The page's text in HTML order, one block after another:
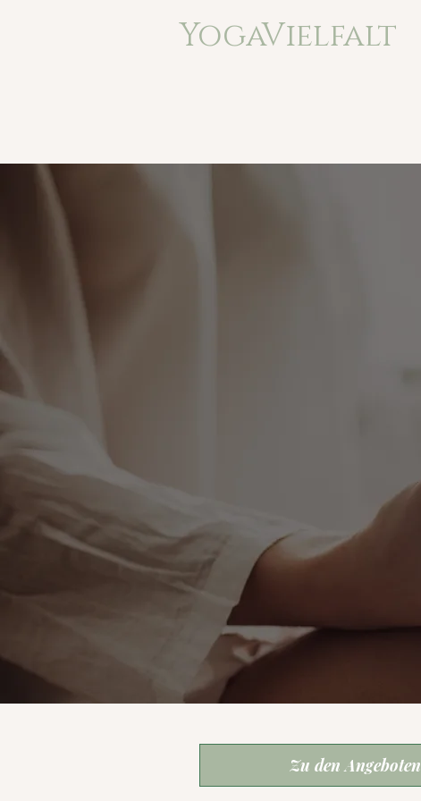
YogaVielfalt
Zu den Angeboten